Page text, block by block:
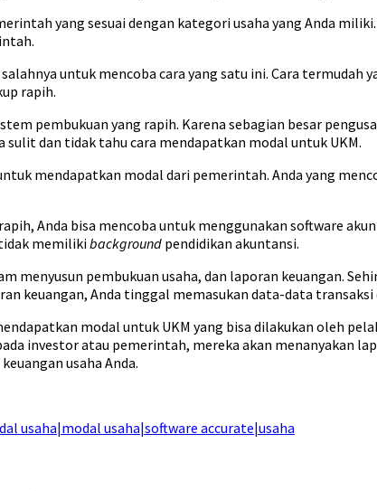
yang sesuai dengan kategori usaha yang Anda
untuk mencoba cara yang satu ini. Cara termudah
rapih.
pembukuan yang rapih. Karena sebagian besar
sulit dan tidak tahu cara mendapatkan modal untuk UKM.
mendapatkan modal dari pemerintah. Anda yang
Anda bisa mencoba untuk menggunakan software
memilikibackground pendidikan akuntansi.
menyusun pembukuan usaha, dan laporan keuangan.
keuangan, Anda tinggal memasukan data-data
modal untuk UKM yang bisa dilakukan oleh
investor atau pemerintah, mereka akan menanyakan
usaha Anda.
usaha|modal usaha|software accurate|usaha